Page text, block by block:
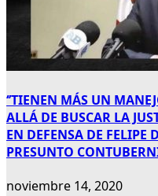
‘’TIENEN MÁS UN
ALLÁ DE BUSCAR LA
EN DEFENSA DE FELIPE
PRESUNTO
noviembre 14, 2020